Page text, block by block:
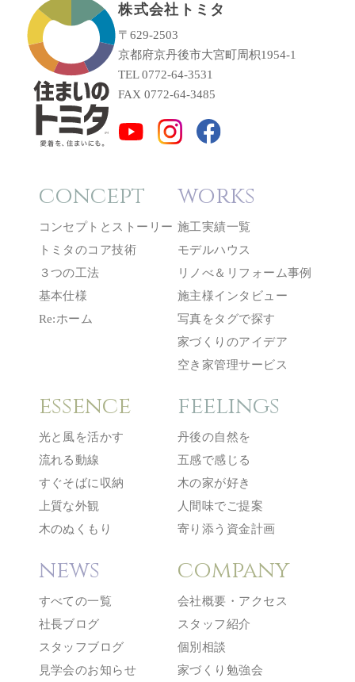
株式会社トミタ
〒629-2503
京都府京丹後市大宮町周枳1954-1
TEL 0772-64-3531
FAX 0772-64-3485
concept
コンセプトとストーリー
トミタのコア技術
３つの工法
基本仕様
Re:ホーム
works
施工実績一覧
モデルハウス
リノべ＆リフォーム事例
施主様インタビュー
写真をタグで探す
家づくりのアイデア
空き家管理サービス
essence
光と風を活かす
流れる動線
すぐそばに収納
上質な外観
木のぬくもり
feelings
丹後の自然を
五感で感じる
木の家が好き
人間味でご提案
寄り添う資金計画
news
すべての一覧
社長ブログ
スタッフブログ
見学会のお知らせ
company
会社概要・アクセス
スタッフ紹介
個別相談
家づくり勉強会